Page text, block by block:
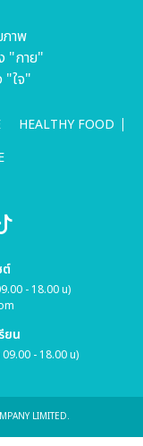
าพ
"กาย"
"ใจ"
HEALTHY FOOD
ต์
- 18.00 น)
ยน
- 18.00 น)
LIMITED.